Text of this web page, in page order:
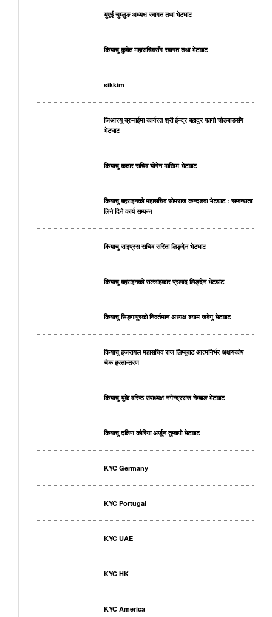
युएई चुम्लुङ अध्यक्ष स्वागत तथा भेटघाट
कियाचु कुबेत महासचिवसँग स्वागत तथा भेटघाट
sikkim
जिआरयु ब्रुनाईमा कार्यरत श्री ईन्द्र बहादुर फागो चोङबाङसँग
भेटघाट
कियाचु कतार सचिव योगेन माखिम भेटघाट
कियाचु बहराइनको महासचिव सोमराज कन्दङवा भेटघाट : सम्बन्धता
लिने दिने कार्य सम्पन्न
कियाचु साइप्रस सचिव सरिता लिङ्देन भेटघाट
कियाचु बहराइनको सल्लाहकार प्रलाद लिङ्देन भेटघाट
कियाचु सिङ्गापुरको निवर्तमान अध्यक्ष श्याम जबेगु भेटघाट
कियाचु इजरायल महासचिव राज लिम्बूबाट आत्मनिर्भर अक्षयकोष
चेक हस्तान्तरण
कियाचु युके वरिष्ठ उपाध्यक्ष नगेन्द्रराज नेम्बाङ भेटघाट
कियाचु दक्षिण कोरिया अर्जुन तुम्बापो भेटघाट
KYC Germany
KYC Portugal
KYC UAE
KYC HK
KYC America